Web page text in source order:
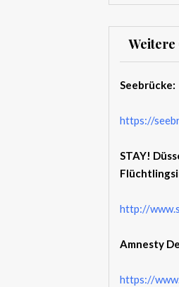
Seebrücke:
https://
STAY!
http://
Amnesty
https://